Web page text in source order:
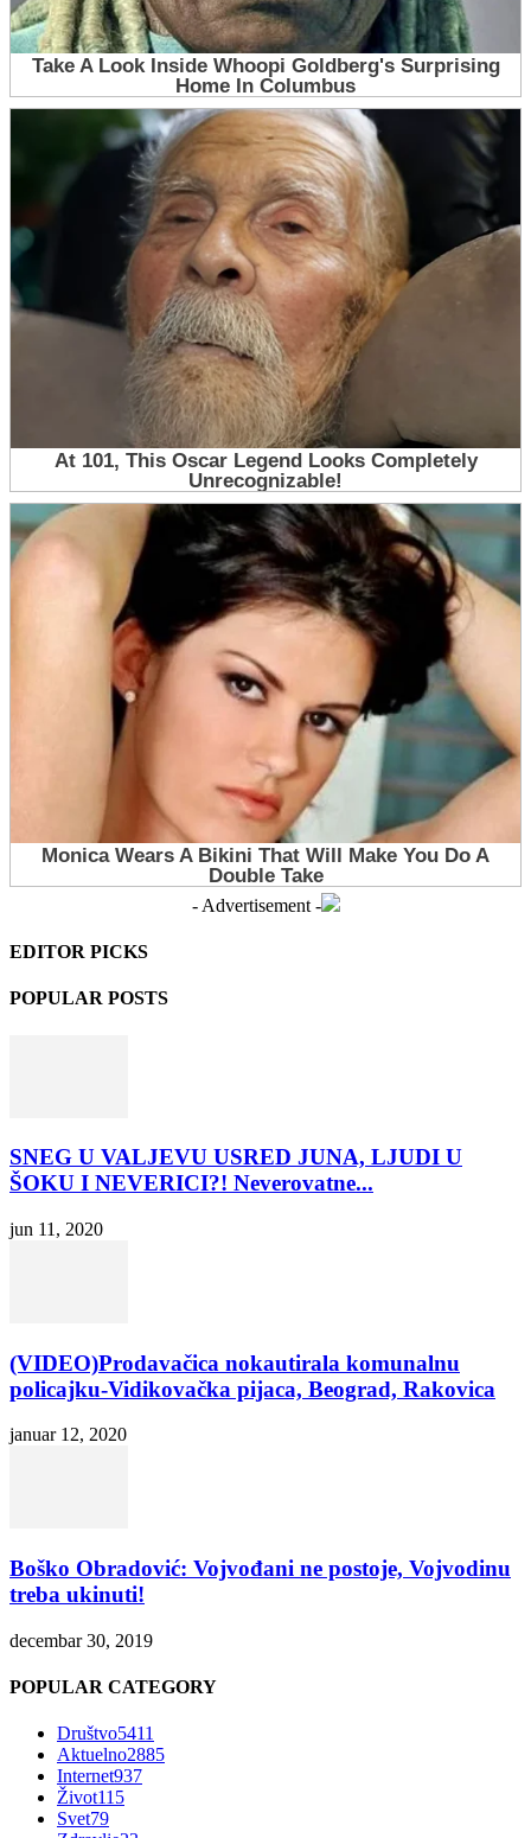
- Advertisement -
EDITOR PICKS
POPULAR POSTS
SNEG U VALJEVU USRED JUNA, LJUDI U
ŠOKU I NEVERICI?! Neverovatne...
jun 11, 2020
(VIDEO)Prodavačica nokautirala komunalnu
policajku-Vidikovačka pijaca, Beograd, Rakovica
januar 12, 2020
Boško Obradović: Vojvođani ne postoje, Vojvodinu
treba ukinuti!
decembar 30, 2019
POPULAR CATEGORY
Društvo5411
Aktuelno2885
Internet937
Život115
Svet79